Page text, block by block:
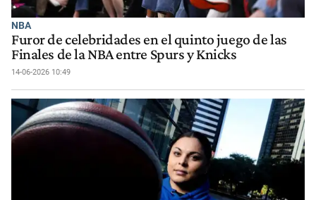
NBA
Furor de celebridades en el quinto juego de las
Finales de la NBA entre Spurs y Knicks
14-06-2026 10:49